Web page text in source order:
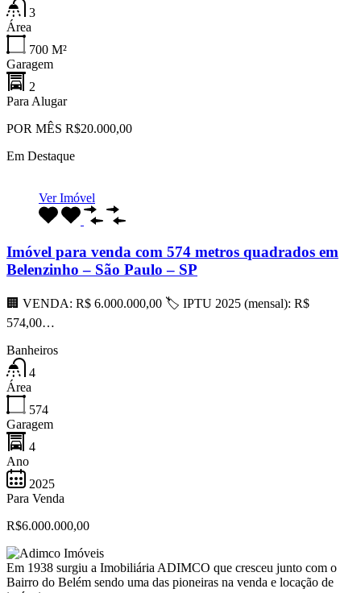
3
Área
700 M²
Garagem
2
Para Alugar
POR MÊS R$20.000,00
Em Destaque
Ver Imóvel
Imóvel para venda com 574 metros quadrados em
Belenzinho – São Paulo – SP
🏢 VENDA: R$ 6.000.000,00 🏷 IPTU 2025 (mensal): R$
574,00…
Banheiros
4
Área
574
Garagem
4
Ano
2025
Para Venda
R$6.000.000,00
Em 1938 surgiu a Imobiliária ADIMCO que cresceu junto com o
Bairro do Belém sendo uma das pioneiras na venda e locação de